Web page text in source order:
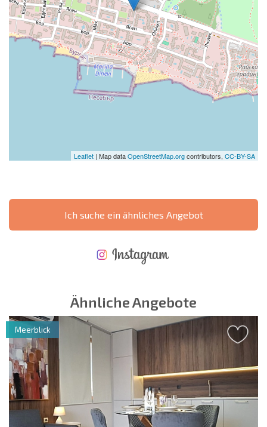
Leaflet | Map dataOpenStreetMap.orgcontributors, CC-BY-SA
Ich suche ein ähnliches Angebot
Ähnliche Angebote
Meerblick